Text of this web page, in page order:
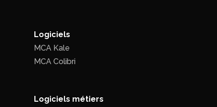
Logiciels
MCA Kale
MCA Colibri
Logiciels métiers